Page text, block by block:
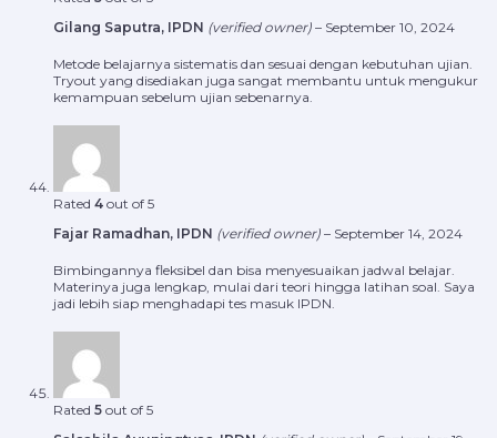
Gilang Saputra, IPDN (verified owner) – September 10, 2024
Metode belajarnya sistematis dan sesuai dengan kebutuhan ujian.
Tryout yang disediakan juga sangat membantu untuk mengukur
kemampuan sebelum ujian sebenarnya.
Rated 4 out of 5
Fajar Ramadhan, IPDN (verified owner) – September 14, 2024
Bimbingannya fleksibel dan bisa menyesuaikan jadwal belajar.
Materinya juga lengkap, mulai dari teori hingga latihan soal. Saya
jadi lebih siap menghadapi tes masuk IPDN.
Rated 5 out of 5